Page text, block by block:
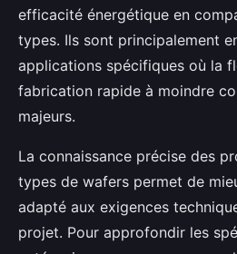
efficacité énergétique en
types. Ils sont principalement
applications spécifiques où la
fabrication rapide à moindre
majeurs.
La connaissance précise des
types de wafers permet de
adapté aux exigences
projet. Pour approfondir les